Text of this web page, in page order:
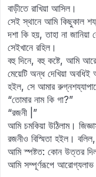
বাড়ীতে রাখিয়া আসিল।
সেই স্থানে আমি কিছুকাল
দশা কি হয়, তাহা না
সেইখানে রহিল।
বহু দিনে, বহু কষ্টে, আমি
মেয়েটি অন্ধ দেখিয়া
হইল, সে আমার
“তোমার নাম কি গা?”
“রজনী |”
আমি চমকিয়া উঠিলাম।
রজনীও বিস্মিতা হইল।
আমি স্পষ্টত: কোন উত্তর
আমি সম্পূর্ণরূপে আরোগ্যলাভ